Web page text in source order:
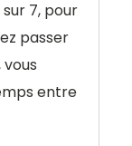
7, pour
passer
entre